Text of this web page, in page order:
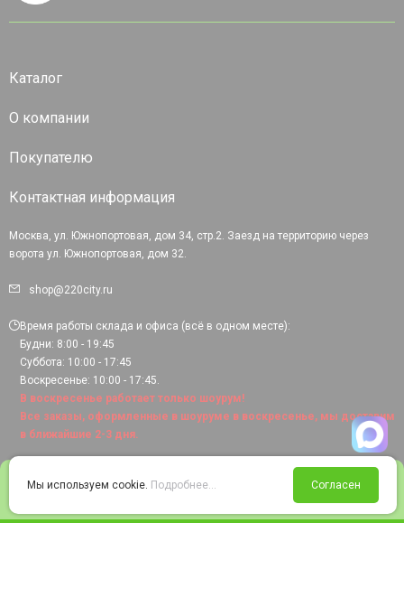
Войти Избранное Корзина
Каталог
О компании
Покупателю
Контактная информация
Москва, ул. Южнопортовая, дом 34, стр.2. Заезд на территорию через
ворота ул. Южнопортовая, дом 32.
shop@220city.ru
Время работы склада и офиса (всё в одном месте):
Будни: 8:00 - 19:45
Суббота: 10:00 - 17:45
Воскресенье: 10:00 - 17:45.
В воскресенье работает только шоурум!
Все заказы, оформленные в шоуруме в воскресенье, мы доставим
в ближайшие 2-3 дня.
Мы используем cookie. Подробнее... Согласен